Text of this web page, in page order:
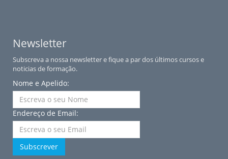
Newsletter
Subscreva a nossa newsletter e fique a par dos últimos cursos e
noticias de formação.
Nome e Apelido:
Endereço de Email:
Subscrever